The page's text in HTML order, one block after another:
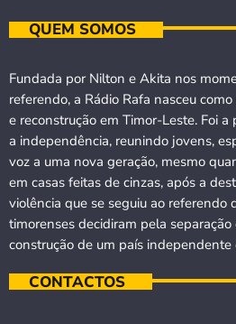
QUEM SOMOS
Fundada por Nilton e Akita nos
referendo, a Rádio Rafa nasceu
e reconstrução em Timor-Leste. Foi
a independência, reunindo jovens,
voz a uma nova geração, mesmo
em casas feitas de cinzas, após a
violência que se seguiu ao referendo
timorenses decidiram pela
construção de um país independente
CONTACTOS